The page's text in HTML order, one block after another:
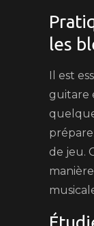
les
Il est
guitare
de jeu.